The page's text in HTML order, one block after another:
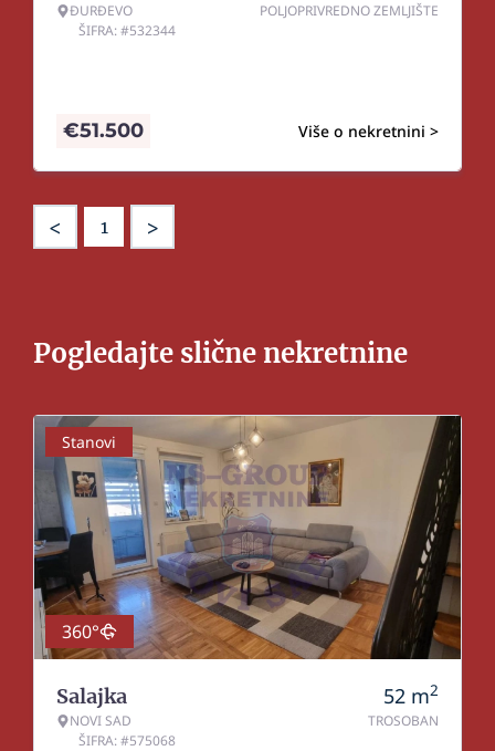
ĐURĐEVO
ŠIFRA: #532344
POLJOPRIVREDNO ZEMLJIŠTE
Više o nekretnini >
€51.500
< 1 >
Pogledajte slične nekretnine
Stanovi
360°
Salajka
NOVI SAD
ŠIFRA: #575068
52 m2
TROSOBAN